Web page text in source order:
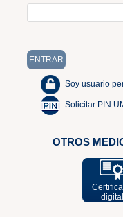
Soy usuario
Solicitar PIN
OTROS
digital